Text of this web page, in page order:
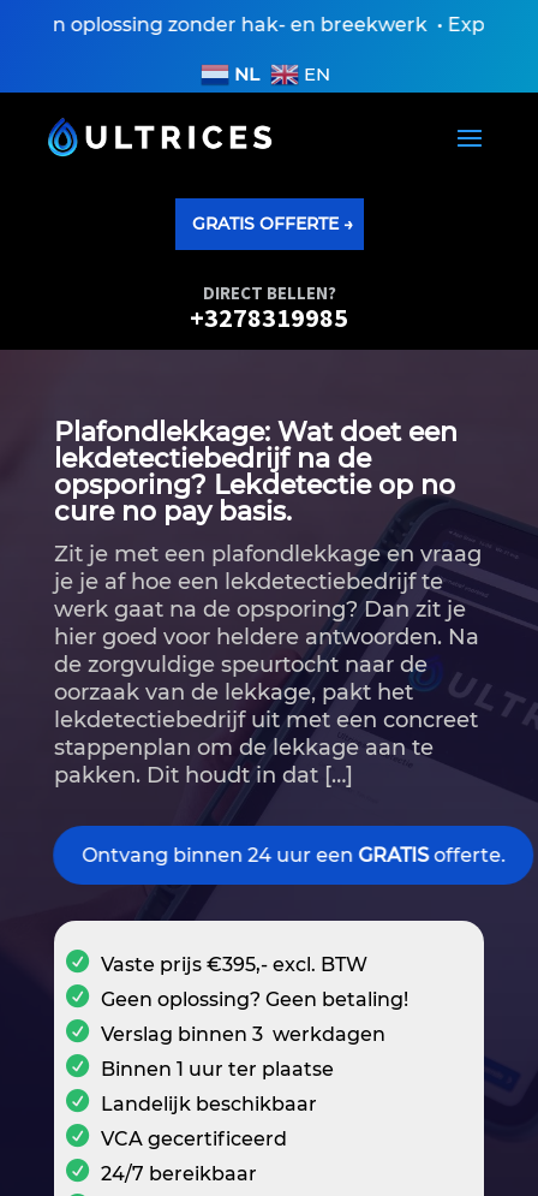
oplossing zonder hak- en breekwerk •
NL EN
GRATIS OFFERTE →
DIRECT BELLEN?
+3278319985
Plafondlekkage: Wat doet een
lekdetectiebedrijf na de
opsporing? Lekdetectie op no
cure no pay basis.
Zit je met een plafondlekkage en vraag
je je af hoe een lekdetectiebedrijf te
werk gaat na de opsporing? Dan zit je
hier goed voor heldere antwoorden.​ Na
de zorgvuldige speurtocht naar de
oorzaak van de lekkage, pakt het
lekdetectiebedrijf uit met een concreet
stappenplan om de lekkage aan te
pakken.​ Dit houdt in dat […]
Ontvang binnen 24 uur een GRATISofferte.
Vaste prijs €395,- excl. BTW
Geen oplossing? Geen betaling!
Verslag binnen 3 werkdagen
Binnen 1 uur ter plaatse
Landelijk beschikbaar
VCA gecertificeerd
24/7 bereikbaar